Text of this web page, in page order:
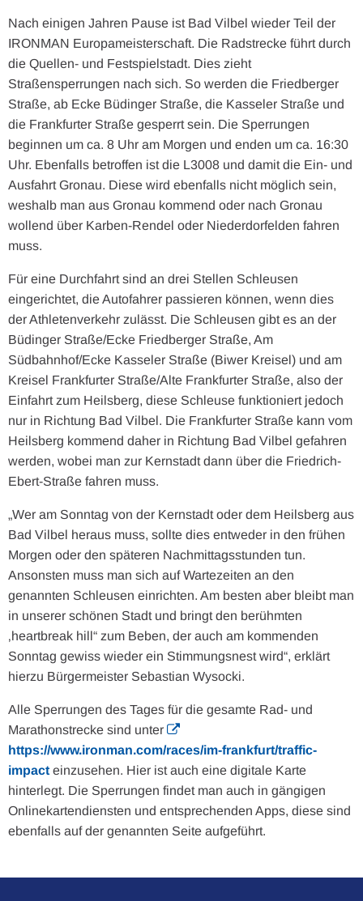
Nach einigen Jahren Pause ist Bad Vilbel wieder Teil der
IRONMAN Europameisterschaft. Die Radstrecke führt durch
die Quellen- und Festspielstadt. Dies zieht
Straßensperrungen nach sich. So werden die Friedberger
Straße, ab Ecke Büdinger Straße, die Kasseler Straße und
die Frankfurter Straße gesperrt sein. Die Sperrungen
beginnen um ca. 8 Uhr am Morgen und enden um ca. 16:30
Uhr. Ebenfalls betroffen ist die L3008 und damit die Ein- und
Ausfahrt Gronau. Diese wird ebenfalls nicht möglich sein,
weshalb man aus Gronau kommend oder nach Gronau
wollend über Karben-Rendel oder Niederdorfelden fahren
muss.
Für eine Durchfahrt sind an drei Stellen Schleusen
eingerichtet, die Autofahrer passieren können, wenn dies
der Athletenverkehr zulässt. Die Schleusen gibt es an der
Büdinger Straße/Ecke Friedberger Straße, Am
Südbahnhof/Ecke Kasseler Straße (Biwer Kreisel) und am
Kreisel Frankfurter Straße/Alte Frankfurter Straße, also der
Einfahrt zum Heilsberg, diese Schleuse funktioniert jedoch
nur in Richtung Bad Vilbel. Die Frankfurter Straße kann vom
Heilsberg kommend daher in Richtung Bad Vilbel gefahren
werden, wobei man zur Kernstadt dann über die Friedrich-
Ebert-Straße fahren muss.
„Wer am Sonntag von der Kernstadt oder dem Heilsberg aus
Bad Vilbel heraus muss, sollte dies entweder in den frühen
Morgen oder den späteren Nachmittagsstunden tun.
Ansonsten muss man sich auf Wartezeiten an den
genannten Schleusen einrichten. Am besten aber bleibt man
in unserer schönen Stadt und bringt den berühmten
‚heartbreak hill“ zum Beben, der auch am kommenden
Sonntag gewiss wieder ein Stimmungsnest wird“, erklärt
hierzu Bürgermeister Sebastian Wysocki.
Alle Sperrungen des Tages für die gesamte Rad- und
Marathonstrecke sind unter
https://www.ironman.com/races/im-frankfurt/traffic-
impact einzusehen. Hier ist auch eine digitale Karte
hinterlegt. Die Sperrungen findet man auch in gängigen
Onlinekartendiensten und entsprechenden Apps, diese sind
ebenfalls auf der genannten Seite aufgeführt.